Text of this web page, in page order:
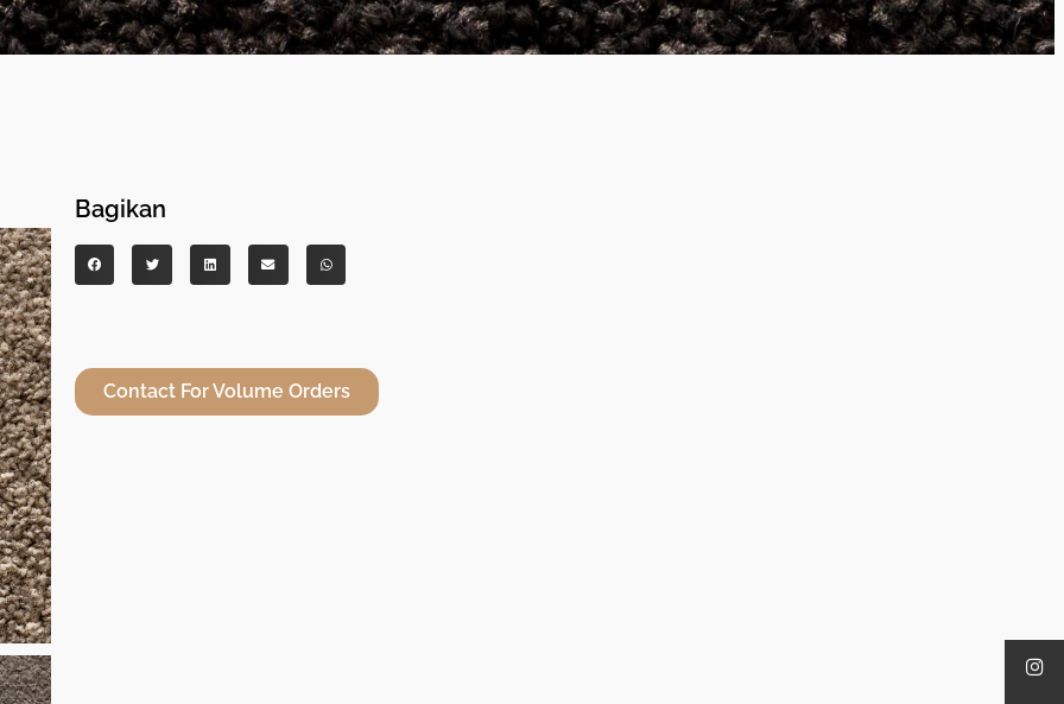
Bagikan
Contact For Volume Orders